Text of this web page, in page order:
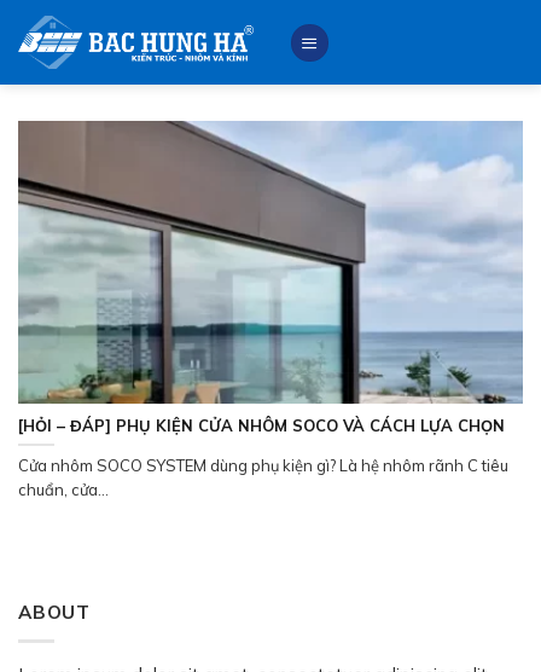
content
[HỎI – ĐÁP] PHỤ KIỆN CỬA NHÔM SOCO VÀ CÁCH LỰA CHỌN
Cửa nhôm SOCO SYSTEM dùng phụ kiện gì? Là hệ nhôm rãnh C tiêu
chuẩn, cửa...
ABOUT